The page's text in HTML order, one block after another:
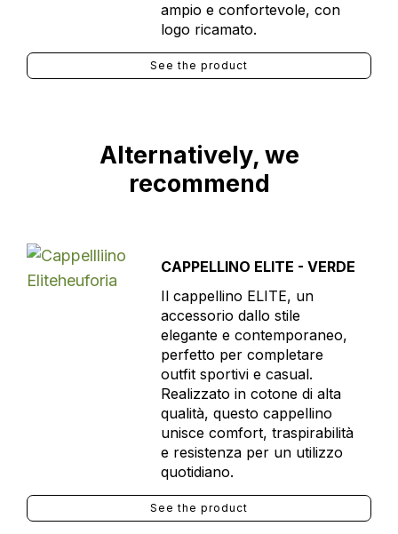
ampio e confortevole, con
logo ricamato.
See the product
Alternatively, we
recommend
CAPPELLINO ELITE - VERDE
Il cappellino ELITE, un
accessorio dallo stile
elegante e contemporaneo,
perfetto per completare
outfit sportivi e casual.
Realizzato in cotone di alta
qualità, questo cappellino
unisce comfort, traspirabilità
e resistenza per un utilizzo
quotidiano.
See the product